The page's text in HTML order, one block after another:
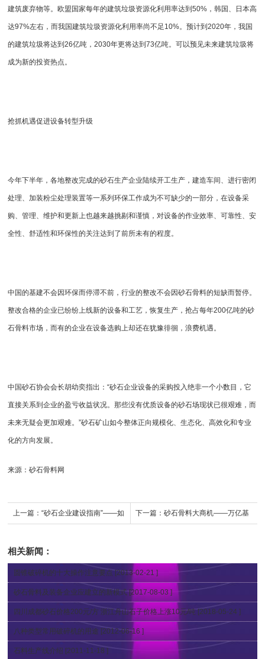
建筑废弃物等。欧盟国家每年的建筑垃圾资源化利用率达到50%，韩国、日本高
达97%左右，而我国建筑垃圾资源化利用率尚不足10%。预计到2020年，我国
的建筑垃圾将达到26亿吨，2030年更将达到73亿吨。可以预见未来建筑垃圾将
成为新的投资热点。
抢抓机遇促进设备转型升级
今年下半年，各地整改完成的砂石生产企业陆续开工生产，建造车间、进行密闭
处理、加装粉尘处理装置等一系列环保工作成为不可缺少的一部分，在设备采
购、管理、维护和更新上也越来越挑剔和谨慎，对设备的作业效率、可靠性、安
全性、舒适性和环保性的关注达到了前所未有的程度。
中国的基建不会因环保而停滞不前，行业的整改不会因砂石骨料的短缺而暂停。
整改合格的企业已纷纷上线新的设备和工艺，恢复生产，抢占每年200亿吨的砂
石骨料市场，而有的企业在设备选购上却还在犹豫徘徊，浪费机遇。
中国砂石协会会长胡幼奕指出：“砂石企业设备的采购投入绝非一个小数目，它
直接关系到企业的盈亏收益状况。那些没有优质设备的砂石场现状已很艰难，而
未来无疑会更加艰难。”砂石矿山如今整体正向规模化、生态化、高效化和专业
化的方向发展。
来源：砂石骨料网
上一篇： “砂石企业建设指南”——如 下一篇：砂石骨料大商机——万亿基
相关新闻：
圆锥破碎机的十大操作注意要点 [2013-02-21 ]
砂石骨料及装备企业应建立的新模式 [2017-08-03 ]
四川成都砂石价格200元/方 浙江舟山石子价格上涨10元/吨 [2018-05-24 ]
八种类型常用破碎机的用途 [2012-06-16 ]
石料生产线介绍 [2011-11-18 ]